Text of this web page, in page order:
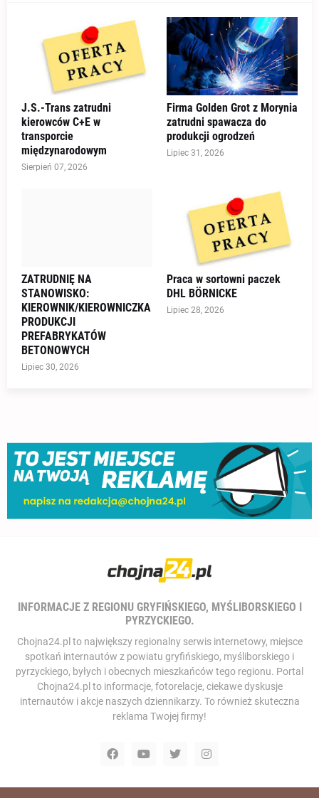
J.S.-Trans zatrudni
kierowców C+E w
transporcie
międzynarodowym
Sierpień 07, 2026
Firma Golden Grot z Morynia
zatrudni spawacza do
produkcji ogrodzeń
Lipiec 31, 2026
ZATRUDNIĘ NA
STANOWISKO:
KIEROWNIK/KIEROWNICZKA
PRODUKCJI
PREFABRYKATÓW
BETONOWYCH
Lipiec 30, 2026
Praca w sortowni paczek
DHL BÖRNICKE
Lipiec 28, 2026
INFORMACJE Z REGIONU GRYFIŃSKIEGO, MYŚLIBORSKIEGO I
PYRZYCKIEGO.
Chojna24.pl to największy regionalny serwis internetowy, miejsce
spotkań internautów z powiatu gryfińskiego, myśliborskiego i
pyrzyckiego, byłych i obecnych mieszkańców tego regionu. Portal
Chojna24.pl to informacje, fotorelacje, ciekawe dyskusje
internautów i akcje naszych dziennikarzy. To również skuteczna
reklama Twojej firmy!